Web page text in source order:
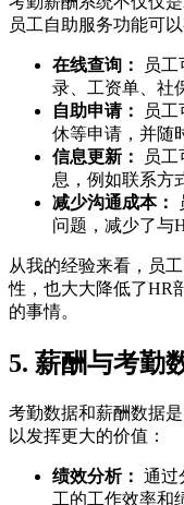
员工自助服务功能可
在线查询：
员
录、工资单、社
自助申请：
员
休等申请，并随
信息更新：
员
息，例如联系方
减少沟通成本：
问题，减少了与
从我的经验来看，员
性，也大大降低了HR
的事情。
5. 薪酬与考勤
考勤数据和薪酬数据
以发挥更大的价值：
绩效分析： 通过
工的工作效率和